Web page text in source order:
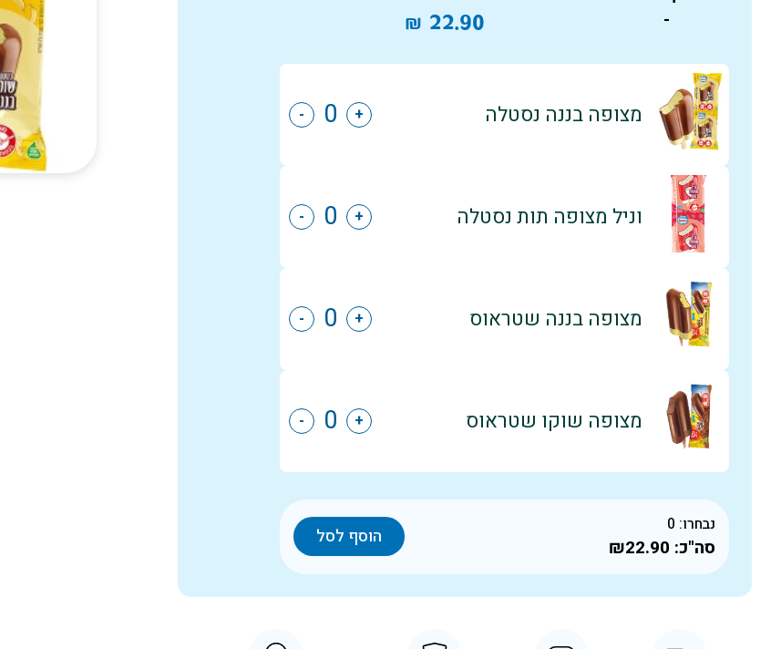
-
₪ 22.90
מצופה בננה נסטלה +
-
וניל מצופה תות נסטלה +
-
מצופה בננה שטראוס +
-
מצופה שוקו שטראוס +
-
נבחרו: 0
סה"כ: ₪22.90 הוסף לסל